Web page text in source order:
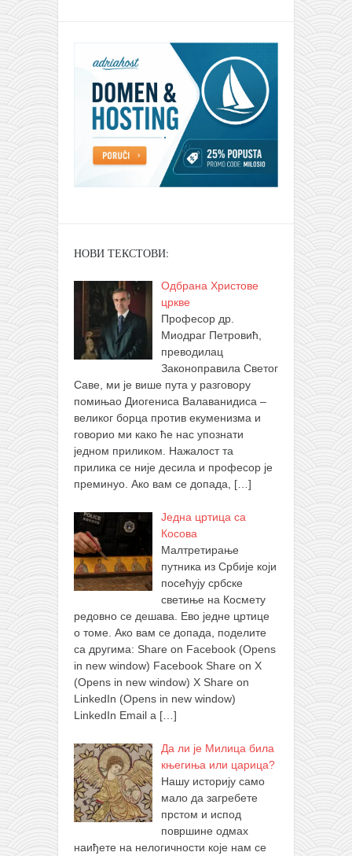
НОВИ ТЕКСТОВИ:
Одбрана Христове
цркве
Професор др.
Миодраг Петровић,
преводилац
Законоправила Светог
Саве, ми је више пута у разговору
помињао Диогениса Валаванидиса –
великог борца против екуменизма и
говорио ми како ће нас упознати
једном приликом. Нажалост та
прилика се није десила и професор је
преминуо. Ако вам се допада, […]
Једна цртица са
Косова
Малтретирање
путника из Србије који
посећују србске
светиње на Космету
редовно се дешава. Ево једне цртице
о томе. Ако вам се допада, поделите
са другима: Share on Facebook (Opens
in new window) Facebook Share on X
(Opens in new window) X Share on
LinkedIn (Opens in new window)
LinkedIn Email a […]
Да ли је Милица била
књегиња или царица?
Нашу историју само
мало да загребете
прстом и испод
површине одмах
наиђете на нелогичности које нам се